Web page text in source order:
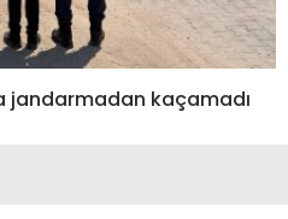
jandarmadan kaçamadı